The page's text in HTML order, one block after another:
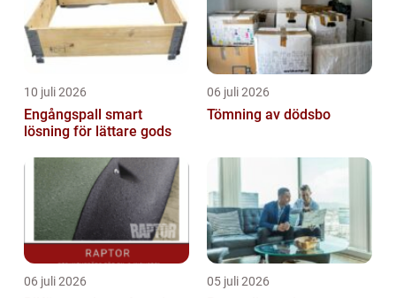
10 juli 2026
Engångspall smart
lösning för lättare gods
06 juli 2026
Tömning av dödsbo
06 juli 2026 05 juli 2026